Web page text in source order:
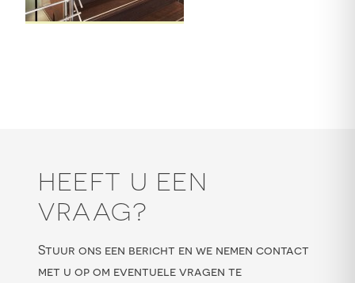
HEEFT U EEN
VRAAG?
Stuur ons een bericht en we nemen contact
met u op om eventuele vragen te